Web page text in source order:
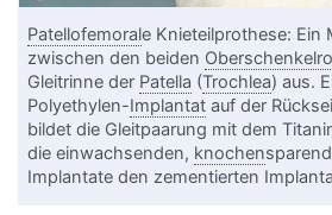
Patellofemorale Knieteilprothese: Ein
zwischen den beiden
Gleitrinne der Patella (Trochlea) aus.
Polyethylen-Implantat auf der
bildet die Gleitpaarung mit dem
die einwachsenden, knochen
Implantate den zementierten